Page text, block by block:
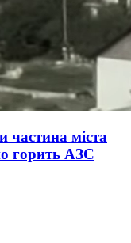
частина міста
горить АЗС